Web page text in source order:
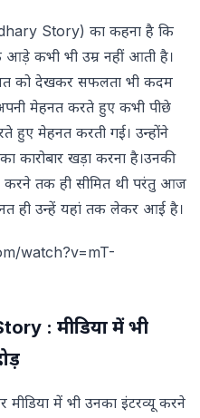
Story) का कहना है कि
कभी भी उम्र नहीं आती है।
को देखकर सफलता भी कदम
मेहनत करते हुए कभी पीछे
हुए मेहनत करती गई। उन्होंने
कारोबार खड़ा करना है।उनकी
तक ही सीमित थी परंतु आज
ही उन्हें यहां तक लेकर आई है।
watch?v=mT-
: मीडिया में भी
में भी उनका इंटरव्यू करने